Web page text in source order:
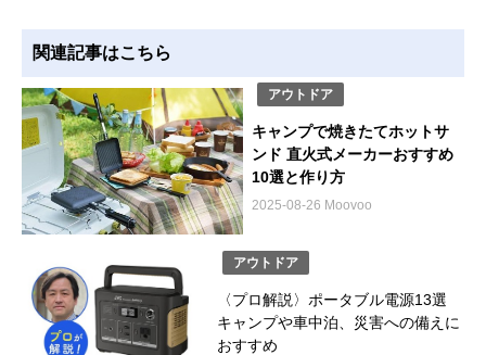
関連記事はこちら
アウトドア
キャンプで焼きたてホットサ
ンド 直火式メーカーおすすめ
10選と作り方
2025-08-26 Moovoo
アウトドア
〈プロ解説〉ポータブル電源13選
キャンプや車中泊、災害への備えに
おすすめ